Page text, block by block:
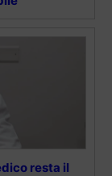
resta il